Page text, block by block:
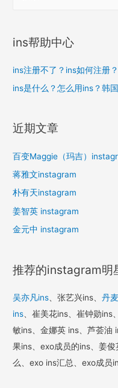
ins帮助中心
ins注册不了？ins如何注册
ins是什么？怎么用ins？韩
近期文章
百变Maggie（玛吉）
蒋雅文instagram
朴有天instagram
姜智英 instagram
金元中 instagram
推荐的instagram明
吴亦凡ins 、张艺兴ins、丹
ins 、崔美花ins、崔钟勋ins
敏ins、金娜英 ins、芦荟油
果ins、exo成员的ins、姜
么、exo ins汇总、exo成员